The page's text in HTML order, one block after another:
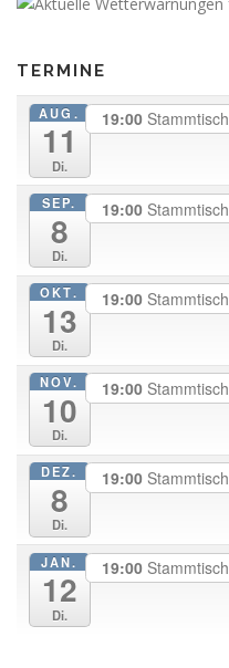
TERMINE
AUG.
11
Di.
19:00 Stammtisch
SEP.
8
Di.
19:00 Stammtisch
OKT.
13
Di.
19:00 Stammtisch
NOV.
10
Di.
19:00 Stammtisch
DEZ.
8
Di.
19:00 Stammtisch
JAN.
12
Di.
19:00 Stammtisch